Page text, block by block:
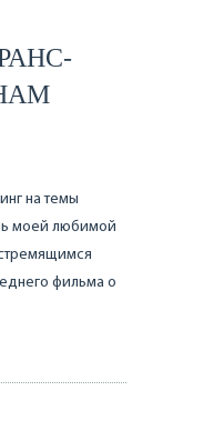
на темы
моей любимой
фильма о